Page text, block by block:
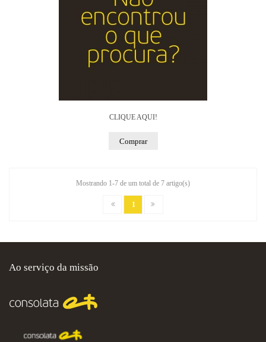
CLIQUE AQUI!
Comprar
Mostrando 1-7 de um total de 7 artigo(s)
1
Ao serviço da missão